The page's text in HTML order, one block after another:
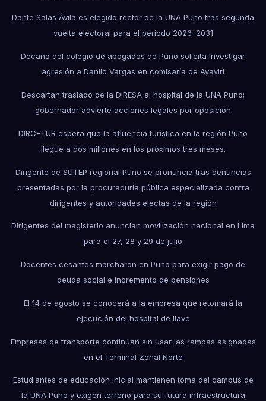
Dante Salas Ávila es elegido rector de la UNA Puno tras segunda
vuelta electoral para el periodo 2026–2031
Decano del colegio de abogados de Puno solicita investigar
agresión a Danilo Vargas en comisaría de Ayaviri
Descartan traslado de la DIRESA al hospital de la UNA Puno;
gobernador advierte acciones legales por oposición
DIRCETUR espera que la afluencia turística en la región Puno
llegue a dos millones en los próximos tres meses.
Dirigente de SUTEP regional Puno se pronuncia tras denuncias
presentadas por la procuraduría pública especializada contra
dirigentes y autoridades electas de la región
Dirigentes del magisterio anuncian movilización nacional en Lima
para el 27, 28 y 29 de julio
Docentes cesantes marcharon en Puno para exigir pago de
deuda social e incremento de pensiones
El 14 de agosto se conocerá a la empresa que retomará la
ejecución del hospital de Ilave
Empresas de transporte continúan sin usar las rampas asignadas
en el Terminal Zonal Norte
Estudiantes de educación inicial mantienen toma del campus de
la UNA Puno y exigen terreno para su futura infraestructura